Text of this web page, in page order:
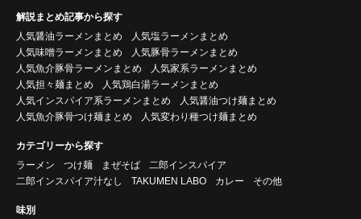
解説まとめ記事から探す
人気醤油ラーメンまとめ
人気塩ラーメンまとめ
人気味噌ラーメンまとめ
人気豚骨ラーメンまとめ
人気魚介豚骨ラーメンまとめ
人気家系ラーメンまとめ
人気担々麺まとめ
人気鶏白湯ラーメンまとめ
人気インスパイア系ラーメンまとめ
人気醤油つけ麺まとめ
人気魚介豚骨つけ麺まとめ
人気変わり種つけ麺まとめ
カテゴリーから探す
ラーメン
つけ麺 まぜそば
二郎インスパイア
二郎インスパイア汁なし
TAKUMEN LABO カレー その他
味別